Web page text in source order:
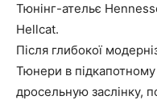
Тюнінг-ательє
Hellcat.
Після глибокої
Тюнери в
дросельную заслінку,